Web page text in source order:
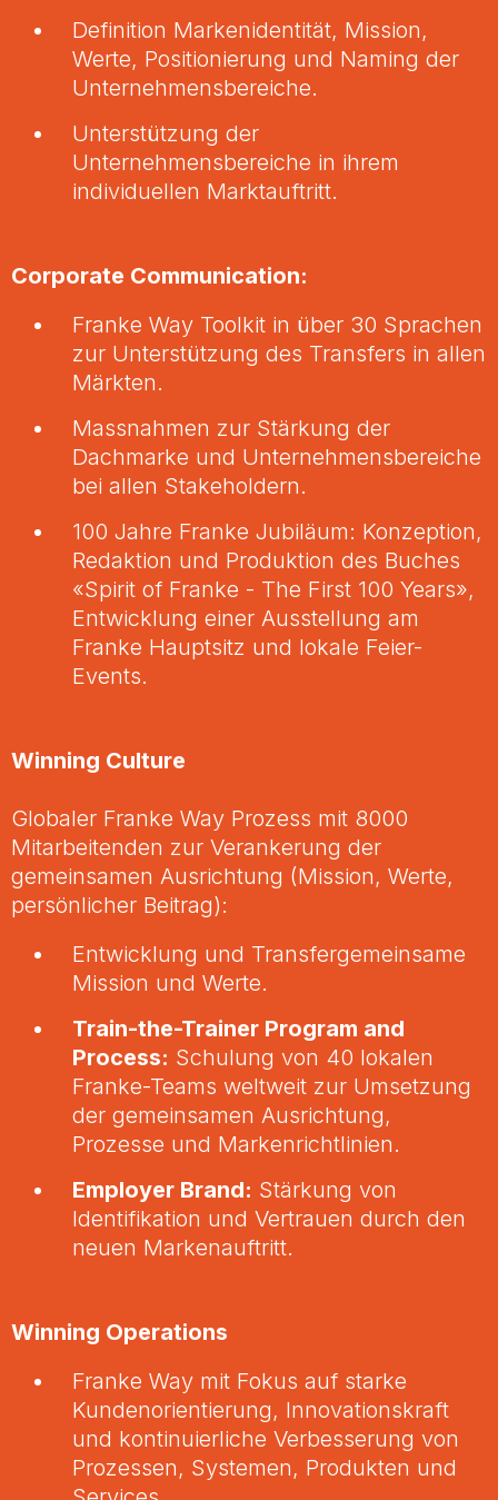
Definition Markenidentität, Mission,
Werte, Positionierung und Naming der
Unternehmensbereiche.
Unterstützung der
Unternehmensbereiche in ihrem
individuellen Marktauftritt.
Corporate Communication:
Franke Way Toolkit in über 30 Sprachen
zur Unterstützung des Transfers in allen
Märkten.
Massnahmen zur Stärkung der
Dachmarke und Unternehmensbereiche
bei allen Stakeholdern.
100 Jahre Franke Jubiläum: Konzeption,
Redaktion und Produktion des Buches
«Spirit of Franke - The First 100 Years»,
Entwicklung einer Ausstellung am
Franke Hauptsitz und lokale Feier-
Events.
Winning Culture
Globaler Franke Way Prozess mit 8000
Mitarbeitenden zur Verankerung der
gemeinsamen Ausrichtung (Mission, Werte,
persönlicher Beitrag):
Entwicklung und Transfergemeinsame
Mission und Werte.
Train-the-Trainer Program and
Process: Schulung von 40 lokalen
Franke-Teams weltweit zur Umsetzung
der gemeinsamen Ausrichtung,
Prozesse und Markenrichtlinien.
Employer Brand: Stärkung von
Identifikation und Vertrauen durch den
neuen Markenauftritt.
Winning Operations
Franke Way mit Fokus auf starke
Kundenorientierung, Innovationskraft
und kontinuierliche Verbesserung von
Prozessen, Systemen, Produkten und